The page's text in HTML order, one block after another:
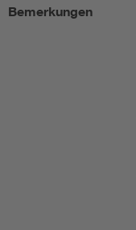
Bemerkungen